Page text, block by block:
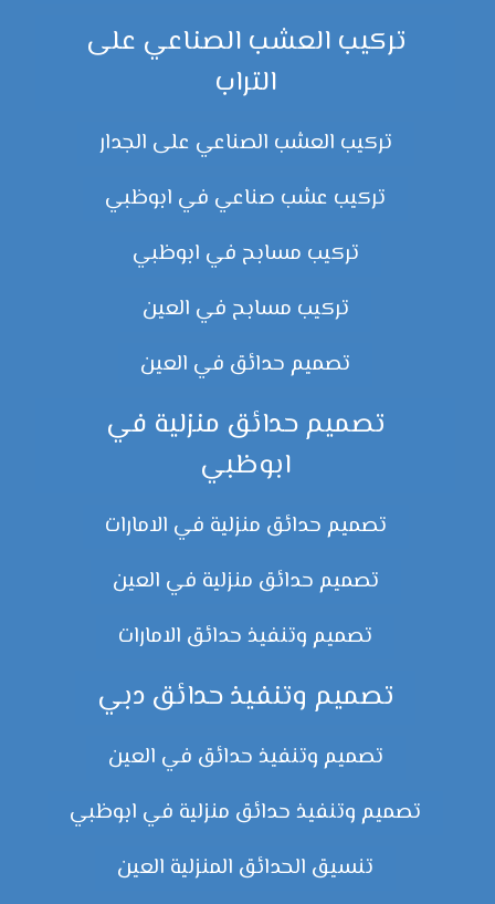
تركيب العشب الصناعي على
التراب
تركيب العشب الصناعي على الجدار
تركيب عشب صناعي في ابوظبي
تركيب مسابح في ابوظبي
تركيب مسابح في العين
تصميم حدائق في العين
تصميم حدائق منزلية في
ابوظبي
تصميم حدائق منزلية في الامارات
تصميم حدائق منزلية في العين
تصميم وتنفيذ حدائق الامارات
تصميم وتنفيذ حدائق دبي
تصميم وتنفيذ حدائق في العين
تصميم وتنفيذ حدائق منزلية في ابوظبي
تنسيق الحدائق المنزلية العين